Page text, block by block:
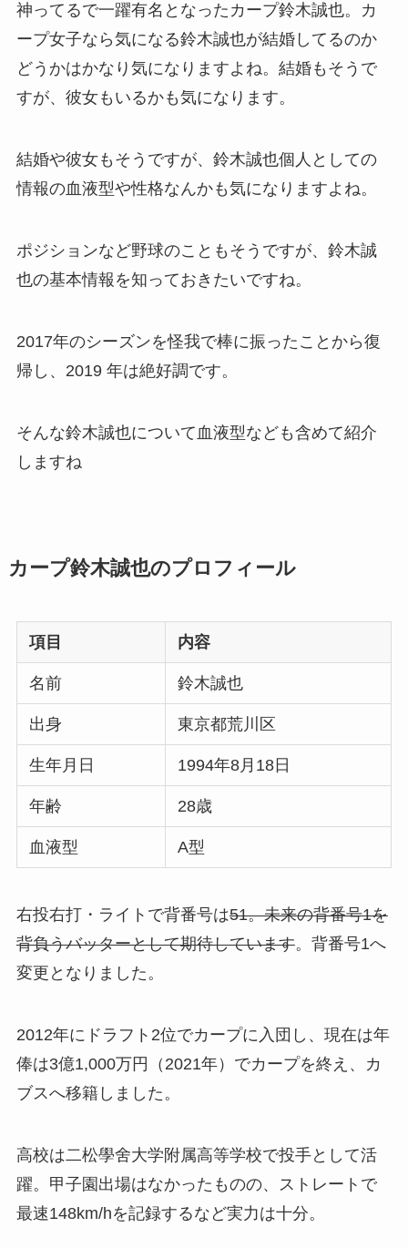
神ってるで一躍有名となったカープ鈴木誠也。カ
ープ女子なら気になる鈴木誠也が結婚してるのか
どうかはかなり気になりますよね。結婚もそうで
すが、彼女もいるかも気になります。
結婚や彼女もそうですが、鈴木誠也個人としての
情報の血液型や性格なんかも気になりますよね。
ポジションなど野球のこともそうですが、鈴木誠
也の基本情報を知っておきたいですね。
2017年のシーズンを怪我で棒に振ったことから復
帰し、2019 年は絶好調です。
そんな鈴木誠也について血液型なども含めて紹介
しますね
カープ鈴木誠也のプロフィール
項目 内容
名前 鈴木誠也
出身 東京都荒川区
生年月日 1994年8月18日
年齢 28歳
血液型 A型
右投右打・ライトで背番号は51。未来の背番号1を
背負うバッターとして期待しています。背番号1へ
変更となりました。
2012年にドラフト2位でカープに入団し、現在は年
俸は3億1,000万円（2021年）でカープを終え、カ
ブスへ移籍しました。
高校は二松學舍大学附属高等学校で投手として活
躍。甲子園出場はなかったものの、ストレートで
最速148km/hを記録するなど実力は十分。